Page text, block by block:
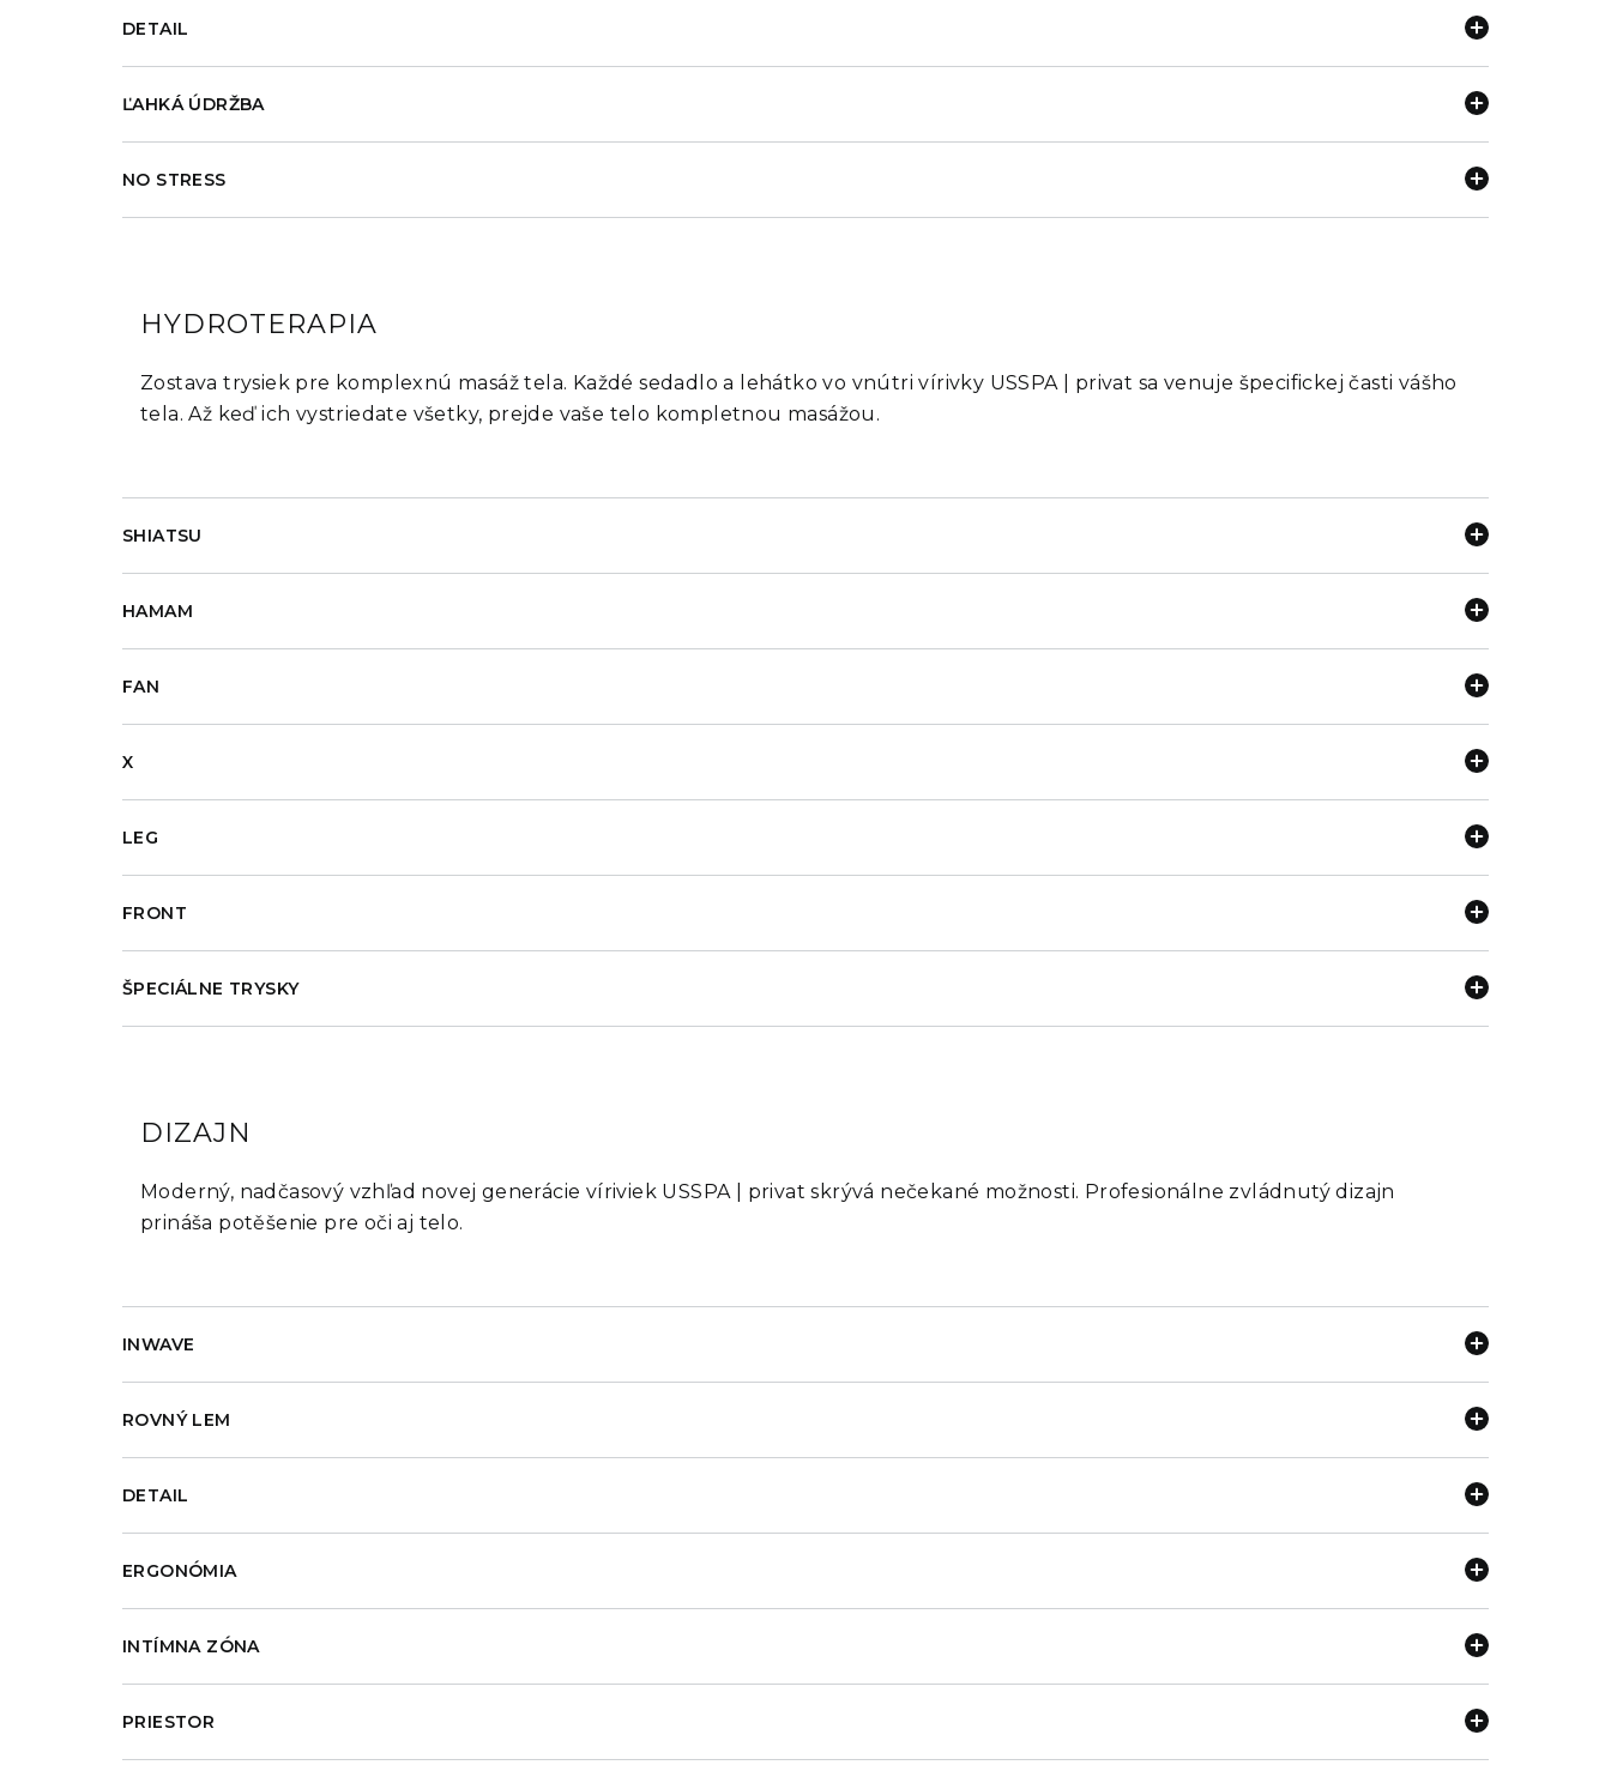
DETAIL
ĽAHKÁ ÚDRŽBA
NO STRESS
HYDROTERAPIA
Zostava trysiek pre komplexnú masáž tela. Každé sedadlo a lehátko vo vnútri vírivky USSPA | privat sa venuje špecifickej časti vášho
tela. Až keď ich vystriedate všetky, prejde vaše telo kompletnou masážou.
SHIATSU
HAMAM
FAN
X
LEG
FRONT
ŠPECIÁLNE TRYSKY
DIZAJN
Moderný, nadčasový vzhľad novej generácie víriviek USSPA | privat skrývá nečekané možnosti. Profesionálne zvládnutý dizajn
prináša potěšenie pre oči aj telo.
INWAVE
ROVNÝ LEM
DETAIL
ERGONÓMIA
INTÍMNA ZÓNA
PRIESTOR